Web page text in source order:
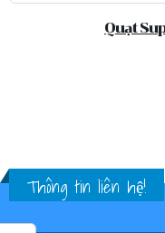
Quạt
Thông tin liên hệ!